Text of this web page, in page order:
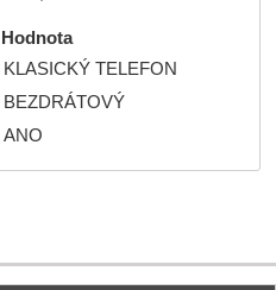
Hodnota
KLASICKÝ TELEFON
BEZDRÁTOVÝ
ANO